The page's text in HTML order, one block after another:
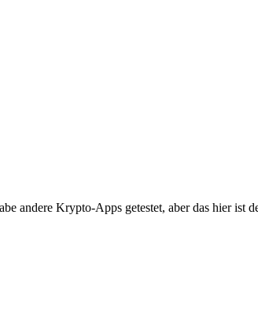
andere Krypto-Apps getestet, aber das hier ist